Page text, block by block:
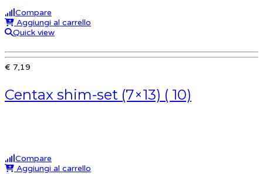
Compare
Aggiungi al carrello
Quick view
€ 7,19
Centax shim-set (7×13) ( 10)
Compare
Aggiungi al carrello